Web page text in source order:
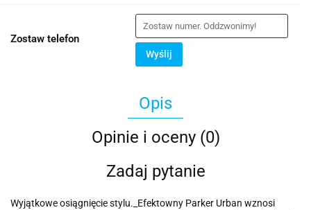
Zostaw telefon
Wyślij
Opis
Opinie i oceny (0)
Zadaj pytanie
Wyjątkowe osiągnięcie stylu._Efektowny Parker Urban wznosi